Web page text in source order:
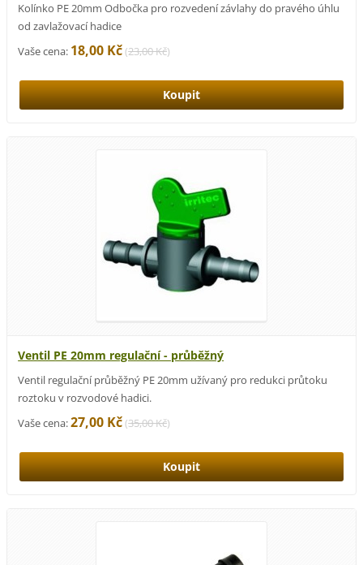
Kolínko PE 20mm Odbočka pro rozvedení závlahy do pravého úhlu
od zavlažovací hadice
Vaše cena: 18,00 Kč(23,00 Kč)
Ventil PE 20mm regulační - průběžný
Ventil regulační průběžný PE 20mm užívaný pro redukci průtoku
roztoku v rozvodové hadici.
Vaše cena:27,00 Kč(35,00 Kč)